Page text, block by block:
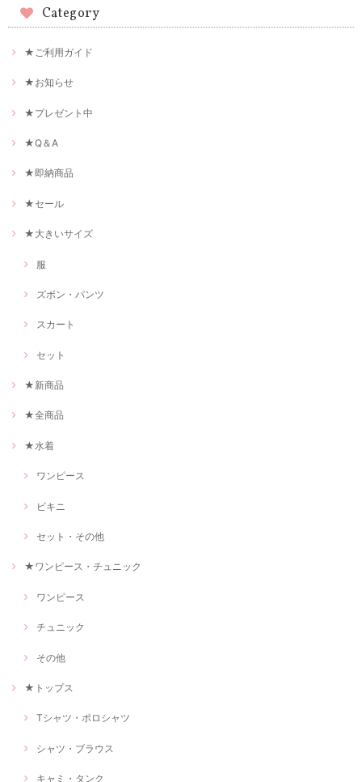
Category
★ご利用ガイド
★お知らせ
★プレゼント中
★Q＆A
★即納商品
★セール
★大きいサイズ
服
ズボン・パンツ
スカート
セット
★新商品
★全商品
★水着
ワンピース
ビキニ
セット・その他
★ワンピース・チュニック
ワンピース
チュニック
その他
★トップス
Tシャツ・ポロシャツ
シャツ・ブラウス
キャミ・タンク